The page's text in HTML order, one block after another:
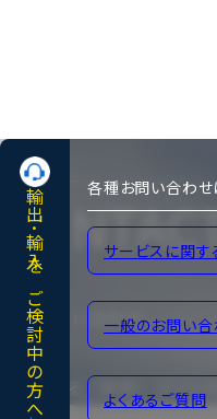
輸出･輸入をご検討中の方へ 各種お問い合わせ
サービスに関
一般のお問い合
よくあるご質問
各種お問い合わせ
よくあるご質問 サイ